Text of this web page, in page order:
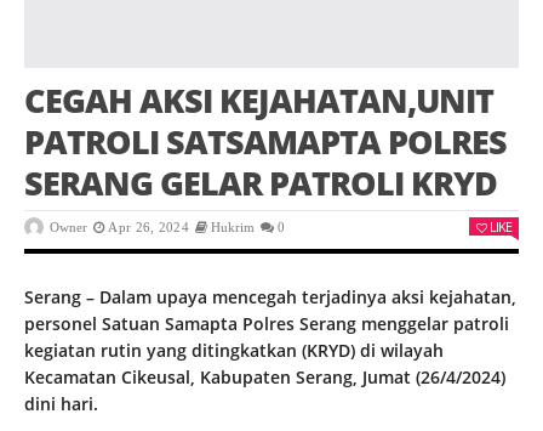
CEGAH AKSI KEJAHATAN,UNIT
PATROLI SATSAMAPTA POLRES
SERANG GELAR PATROLI KRYD
Owner Apr 26, 2024 Hukrim 0 LIKE
Serang – Dalam upaya mencegah terjadinya aksi kejahatan,
personel Satuan Samapta Polres Serang menggelar patroli
kegiatan rutin yang ditingkatkan (KRYD) di wilayah
Kecamatan Cikeusal, Kabupaten Serang, Jumat (26/4/2024)
dini hari.